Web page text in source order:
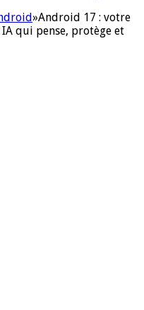
»Android 17 : votre
qui pense, protège et